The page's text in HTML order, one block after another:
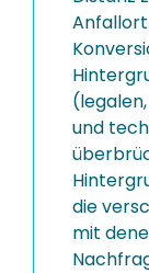
und
die
mit